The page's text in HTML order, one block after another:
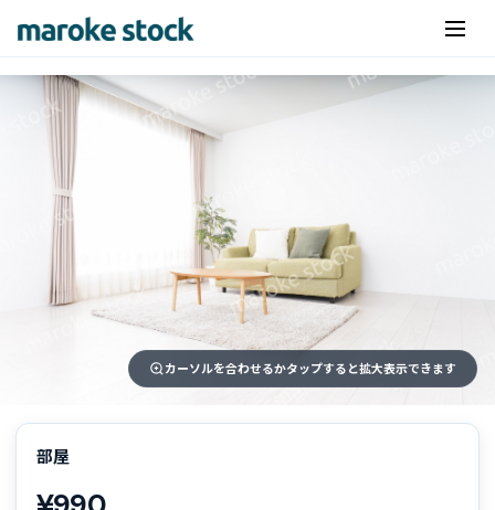
カーソルを合わせるかタップすると拡大表示できます
部屋